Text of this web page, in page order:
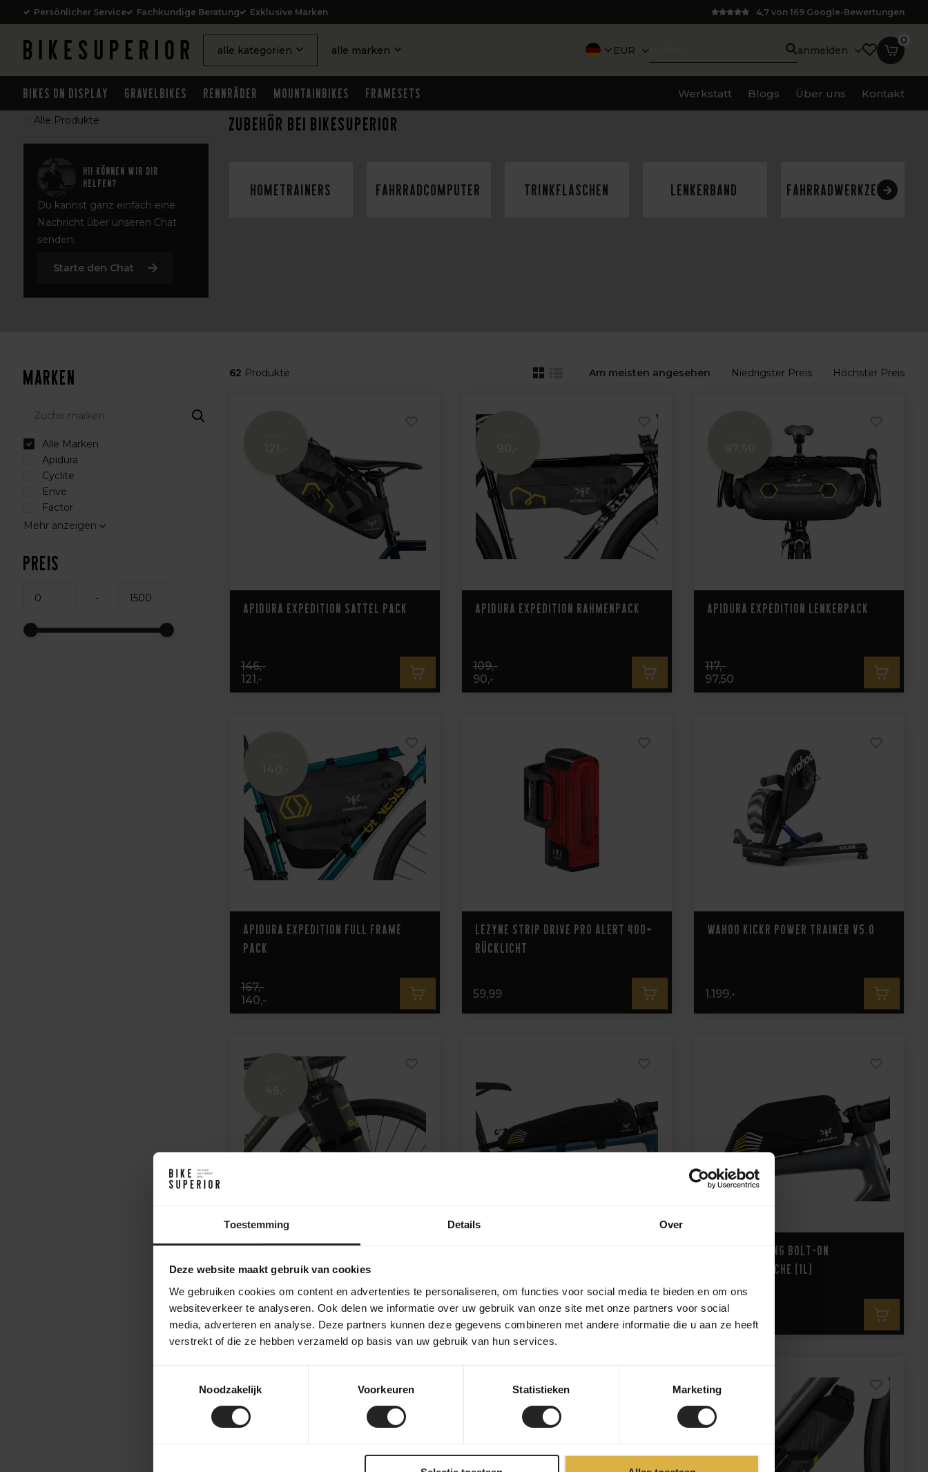
Toestemming Details Over
Deze website maakt gebruik van cookies
We gebruiken cookies om content en advertenties te personaliseren, om functies voor social media te bieden en om ons
websiteverkeer te analyseren. Ook delen we informatie over uw gebruik van onze site met onze partners voor social
media, adverteren en analyse. Deze partners kunnen deze gegevens combineren met andere informatie die u aan ze heeft
verstrekt of die ze hebben verzameld op basis van uw gebruik van hun services.
Noodzakelijk
Voorkeuren Statistieken Marketing
Persönlicher Service Fachkundige Beratung Exklusive Marken 4,7 von 169 Google-Bewertungen
alle kategorien alle marken EUR anmelden
0
Bikes on Display Gravelbikes Rennräder Mountainbikes Framesets Werkstatt Blogs Über uns Kontakt
Alle Produkte
Hi! Können wir dir
helfen?
Du kannst ganz einfach eine
Nachricht über unseren Chat
senden.
Starte den Chat
Zubehör bei BikeSuperior
Hometrainers Fahrradcomputer Trinkflaschen Lenkerband Fahrradwerkzeuge
Marken
Alle Marken
Apidura
Cyclite
Enve
Factor
Mehr anzeigen
Preis
-
62 Produkte Am meisten angesehen Niedrigster Preis Höchster Preis
Apidura Expedition Sattel pack
146,-
121,-
Apidura Expedition Rahmenpack
109,-
90,-
Apidura Expedition Lenkerpack
117,-
97,50
Apidura Expedition Full Frame
Pack
167,-
140,-
Lezyne Strip Drive Pro Alert 400+
Rücklicht
59,99
Wahoo KICKR Power Trainer V5.0
1.199,-
Apidura Expedition Fork Pack (3L)
54,-
45,-
91,-
Apidura Racing Bolt-On
Oberrohrtasche (1L)
69,-